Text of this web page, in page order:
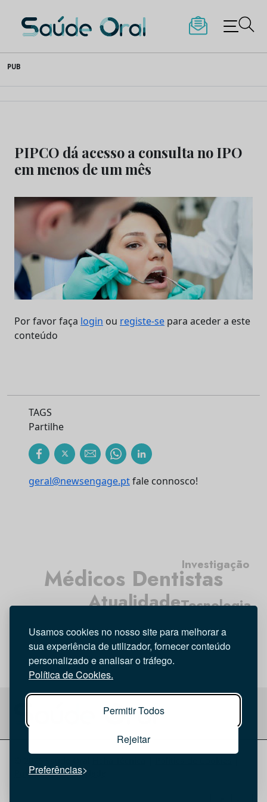
Usamos cookies no nosso site para melhorar a
sua experiência de utilizador, fornecer conteúdo
personalizado e analisar o tráfego.
Política de Cookies.
Permitir Todos
Rejeitar
Preferências
to
content
Saúde Oral
PUB
PIPCO dá acesso a consulta no IPO
em menos de um mês
Por favor faça login ou registe-se para aceder a este
conteúdo
TAGS
Partilhe
geral@newsengage.ptfale connosco!
Atualidade
Médicos Dentistas
Entrevista
Tecnologia
Investigação
Política de privacidade